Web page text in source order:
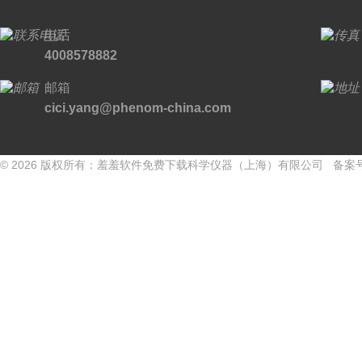
电话
4008578882
邮箱
cici.yang@phenom-china.com
© 2026 版权所有：羞羞软件免费下载科学仪器（上海）有限公司 备案号